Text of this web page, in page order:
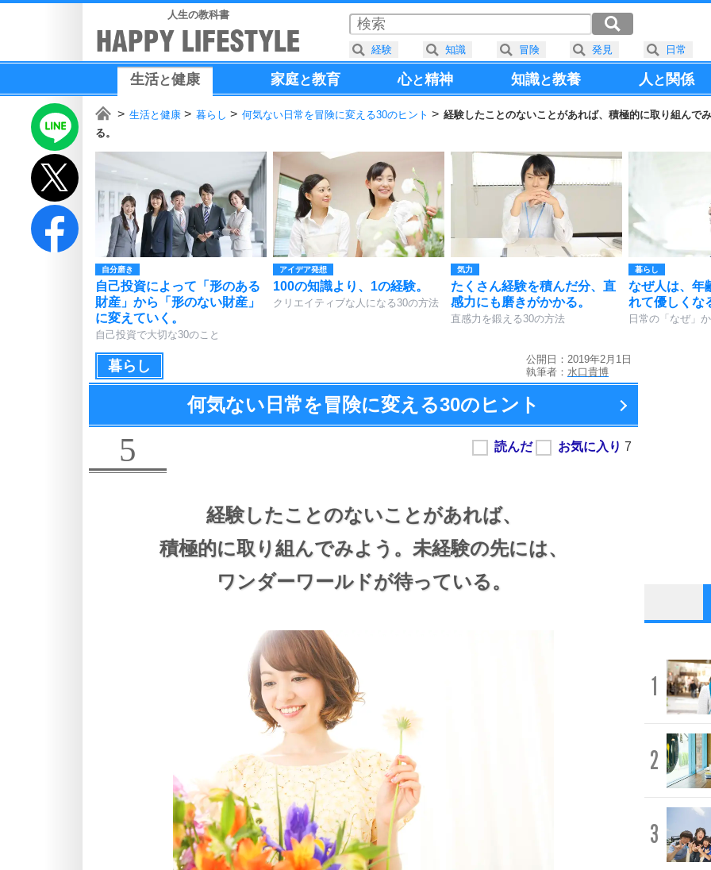
人生の教科書
生活と健康 家庭と教育 心と精神 知識と教養 人と 関係
生活と健康 暮らし 何気ない日常を冒険に変える30のヒント
経験したことのないことがあれば、積極的に取り組んで
る。
自分磨き
自己投資によって「形のある
財産」から「形のない財産」
に変えていく。
自己投資で大切な30のこと
アイデア発想
100の知識より、1の経験。
クリエイティブな人になる30の方法
気力
たくさん経験を積んだ分、直
感力にも磨きがかかる。
直感力を鍛える30の方法
暮らし
なぜ人は、年
れて優しくな
日常の「なぜ」
暮らし
公開日：2019年2月1日
執筆者： 水口貴博
何気ない日常を冒険に変える30のヒント
5
経験したことのないことがあれば、
積極的に取り組んでみよう。 未経験の先には、
ワンダーワールドが待っている。
1
2
3
経験 知識 冒険 発見 日常